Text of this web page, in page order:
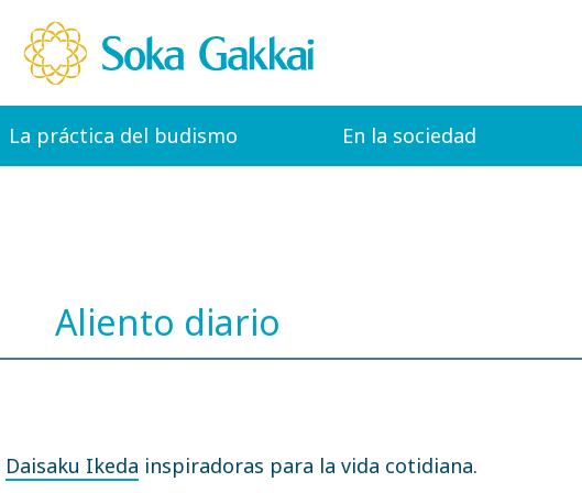
La práctica del budismo En la sociedad
Aliento diario
Daisaku Ikeda inspiradoras para la vida cotidiana.